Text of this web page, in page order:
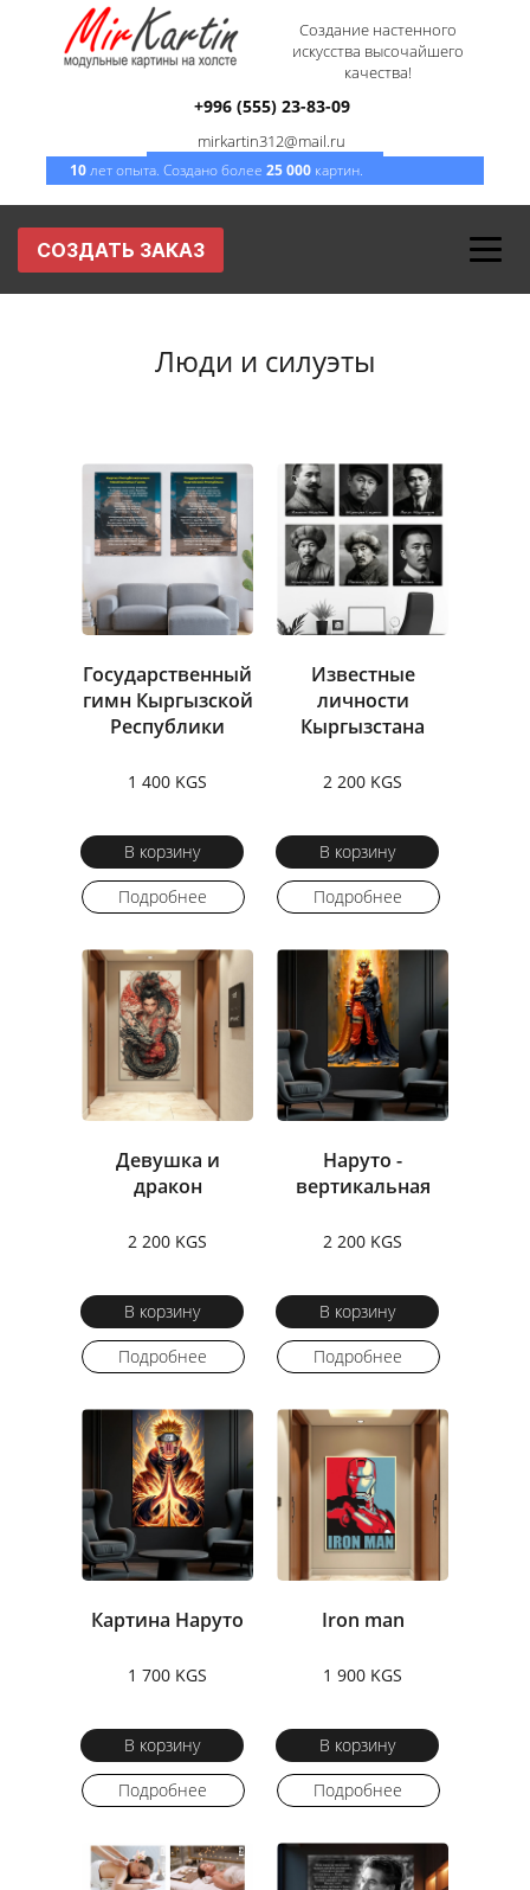
Создание настенного
искусства высочайшего
качества!
+996 (555) 23-83-09
mirkartin312@mail.ru
10лет опыта. Создано более 25000 картин.
СОЗДАТЬ ЗАКАЗ
Люди и силуэты
Государственный
гимн Кыргызской
Республики
1 400 KGS
В корзину
Подробнее
Известные
личности
Кыргызстана
2 200 KGS
В корзину
Подробнее
Девушка и
дракон
2 200 KGS
В корзину
Подробнее
Наруто -
вертикальная
2 200 KGS
В корзину
Подробнее
Картина Наруто
1 700 KGS
В корзину
Подробнее
Iron man
1 900 KGS
В корзину
Подробнее